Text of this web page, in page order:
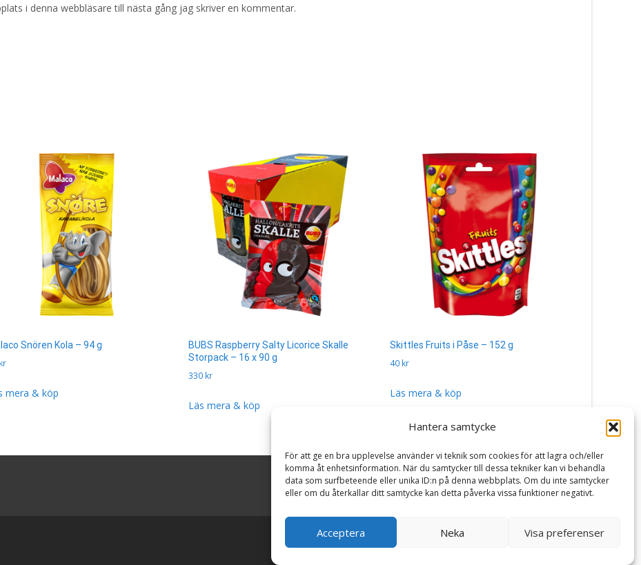
Hantera samtycke
För att ge en bra upplevelse använder vi teknik som cookies för att lagra och/eller
komma åt enhetsinformation. När du samtycker till dessa tekniker kan vi behandla
data som surfbeteende eller unika ID:n på denna webbplats. Om du inte samtycker
eller om du återkallar ditt samtycke kan detta påverka vissa funktioner negativt.
Acceptera Neka Visa preferenser
i denna webbläsare till nästa gång jag skriver en kommentar.
Snören Kola – 94 g
kr
mera & köp
BUBS Raspberry Salty Licorice Skalle
Storpack – 16 x 90 g
330 kr
Läs mera & köp
Skittles Fruits i Påse – 152 g
40 kr
Läs mera & köp
Powered by WordPress